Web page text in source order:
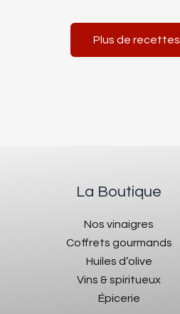
Plus de recettes
La Boutique
Nos vinaigres
Coffrets gourmands
Huiles d’olive
Vins & spiritueux
Épicerie